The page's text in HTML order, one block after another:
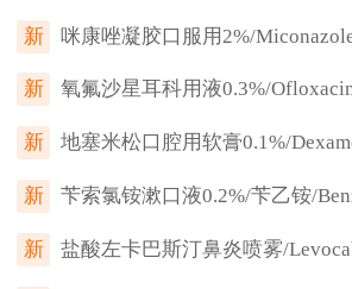
新 咪康唑凝胶口服用2%/
新 氧氟沙星耳科用液0.3%/
新 地塞米松口腔用软膏0.1%/
新 苄索氯铵漱口液0.2%/苄乙铵/
新 盐酸左卡巴斯汀鼻炎喷雾/Levocabastine